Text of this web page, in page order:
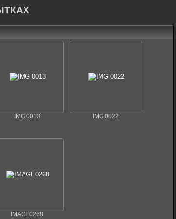
IMG 0013 IMG 0022
IMAGE0268